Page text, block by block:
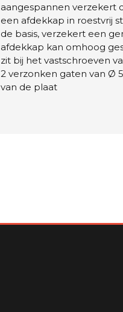
aangespannen verzekert
een afdekkap in roestvrij
de basis, verzekert een
afdekkap kan omhoog
zit bij het vastschroeven
2 verzonken gaten van Ø
van de plaat